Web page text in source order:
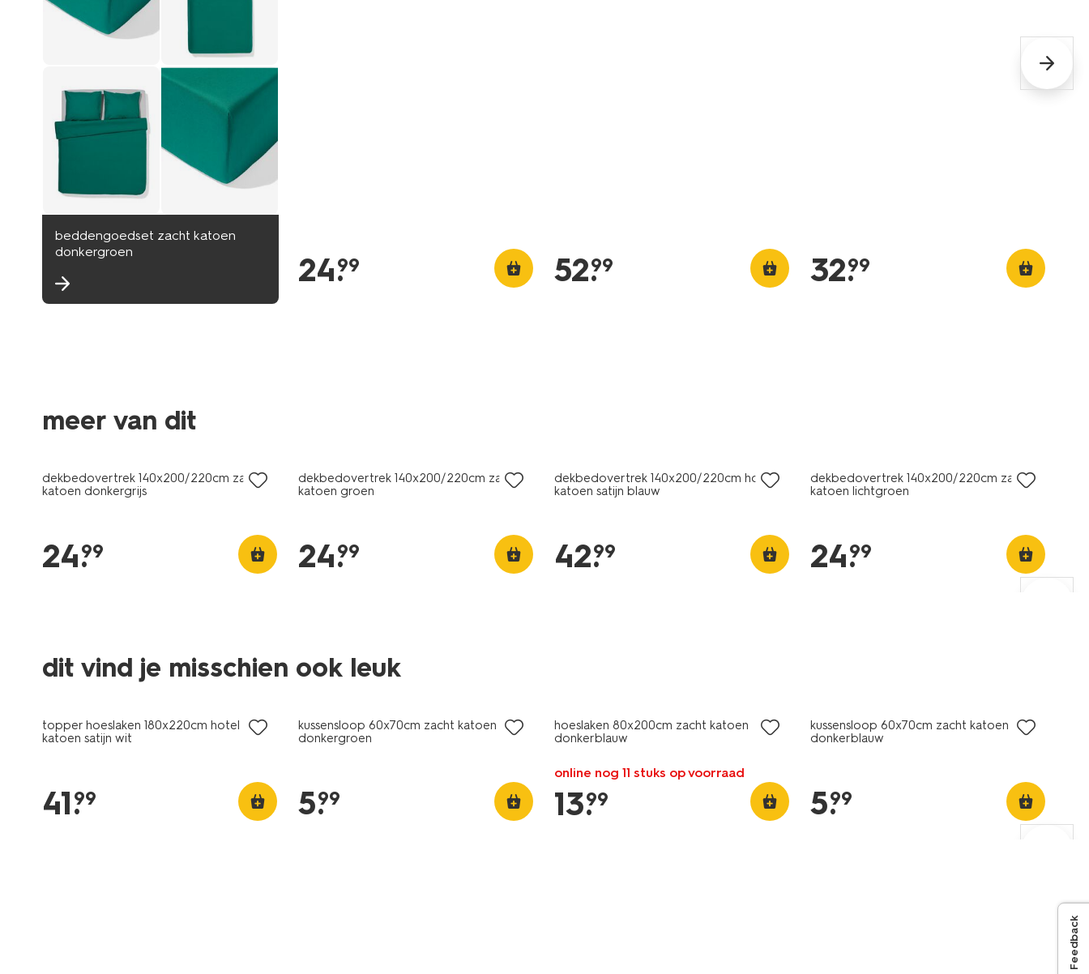
beddengoedset zacht katoen
donkergroen
24.
99 52.
99 32.
99
meer van dit
dekbedovertrek 140x200/220cm zacht
katoen donkergrijs
24.
99
dekbedovertrek 140x200/220cm zacht
katoen groen
24.
99
dekbedovertrek 140x200/220cm hotel
katoen satijn blauw
42.
99
dekbedovertrek 140x200/220cm zacht
katoen lichtgroen
24.
99
dit vind je misschien ook leuk
30% korting
met je HEMA pas
topper hoeslaken 180x220cm hotel
katoen satijn wit
41.
99
kussensloop 60x70cm zacht katoen
donkergroen
5.
99
hoeslaken 80x200cm zacht katoen
donkerblauw
online nog 11 stuks op voorraad
13.
99
kussensloop 60x70cm zacht katoen
donkerblauw
5.
99
Feedback